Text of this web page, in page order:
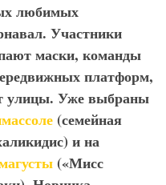
любимых
Участники
маски, команды
платформ,
улицы. Уже выбраны
(семейная
и на
(«Мисс